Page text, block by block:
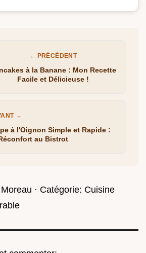
← PRÉCÉDENT
à la Banane : Mon Recette
Facile et Délicieuse !
→
à l'Oignon Simple et Rapide :
au Bistrot
· Catégorie: Cuisine